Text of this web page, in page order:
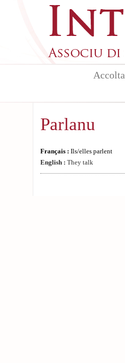
Accolta
Parlanu
Français : Ils/elles parlent
English : They talk